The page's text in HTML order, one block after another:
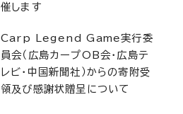
催します
Carp Legend Game実行委
員会（広島カープOB会・広島テ
レビ・中国新聞社）からの寄附受
領及び感謝状贈呈について